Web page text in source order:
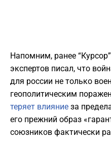
Напомним, ранее
экспертов писал, что
для россии не только
геополитическим
теряет влияние за
его прежний образ
союзников фактически